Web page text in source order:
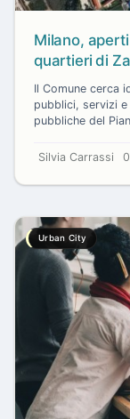
Milano,
quartieri di
Il Comune cerca
pubblici, servizi
pubbliche del
Silvia Carrassi
Urban City